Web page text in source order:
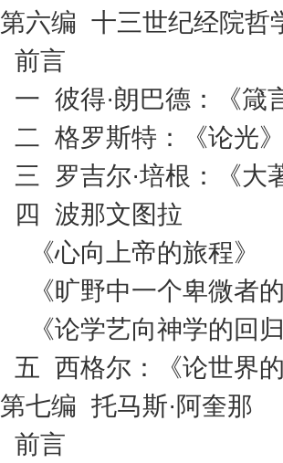
第六编 十三世纪经院哲
前言
一 彼得·朗巴德：《箴
二 格罗斯特：《论光
三 罗吉尔·培根：《大
四 波那文图拉
《心向上帝的旅程》
《旷野中一个卑微者
《论学艺向神学的回
五 西格尔：《论世界
第七编 托马斯·阿奎那
前言